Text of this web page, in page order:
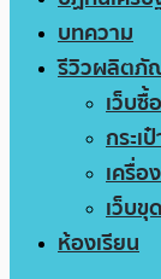
บทความ
รีวิวผลิตภั
เว็บซื้
กระเ
เครื่อ
เว็บขุ
ห้องเรียน